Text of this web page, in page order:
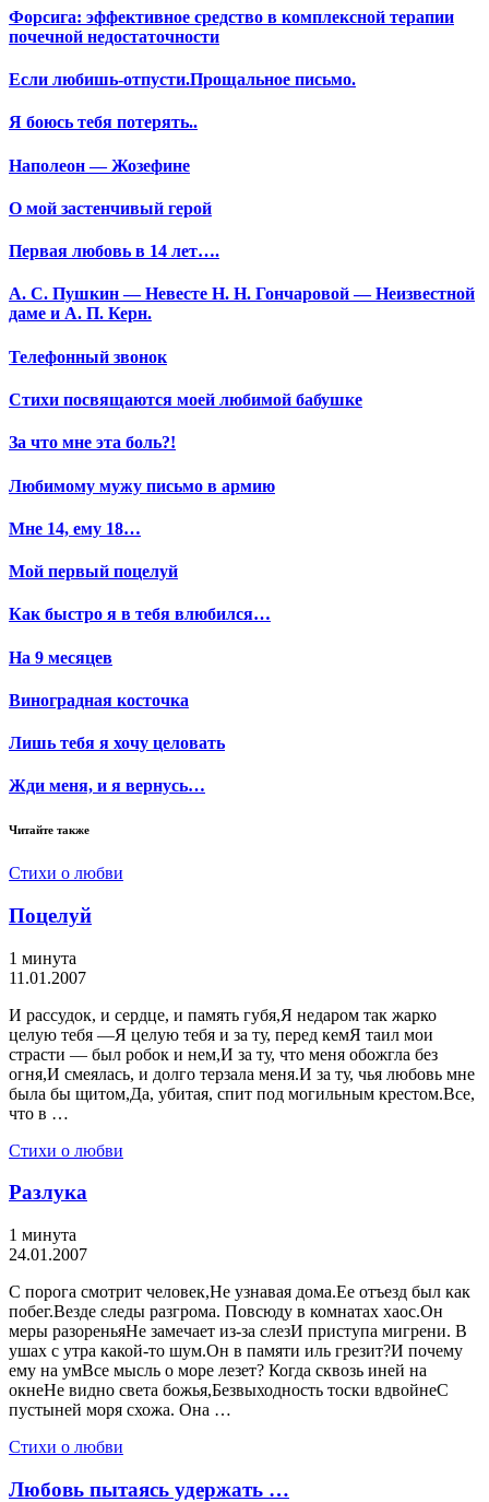
Форсига: эффективное средство в комплексной терапии
почечной недостаточности
Если любишь-отпусти.Прощальное письмо.
Я боюсь тебя потерять..
Наполеон — Жозефине
О мой застенчивый герой
Первая любовь в 14 лет….
А. С. Пушкин — Невесте Н. Н. Гончаровой — Неизвестной
даме и А. П. Керн.
Телефонный звонок
Стихи посвящаются моей любимой бабушке
За что мне эта боль?!
Любимому мужу письмо в армию
Мне 14, ему 18…
Мой первый поцелуй
Как быстро я в тебя влюбился…
На 9 месяцев
Виноградная косточка
Лишь тебя я хочу целовать
Жди меня, и я вернусь…
Читайте также
Стихи о любви
Поцелуй
1 минута
11.01.2007
И рассудок, и сердце, и память губя,Я недаром так жарко
целую тебя —Я целую тебя и за ту, перед кемЯ таил мои
страсти — был робок и нем,И за ту, что меня обожгла без
огня,И смеялась, и долго терзала меня.И за ту, чья любовь мне
была бы щитом,Да, убитая, спит под могильным крестом.Все,
что в …
Стихи о любви
Разлука
1 минута
24.01.2007
С порога смотрит человек,Не узнавая дома.Ее отъезд был как
побег.Везде следы разгрома. Повсюду в комнатах хаос.Он
меры разореньяНе замечает из-за слезИ приступа мигрени. В
ушах с утра какой-то шум.Он в памяти иль грезит?И почему
ему на умВсе мысль о море лезет? Когда сквозь иней на
окнеНе видно света божья,Безвыходность тоски вдвойнеС
пустыней моря схожа. Она …
Стихи о любви
Любовь пытаясь удержать …